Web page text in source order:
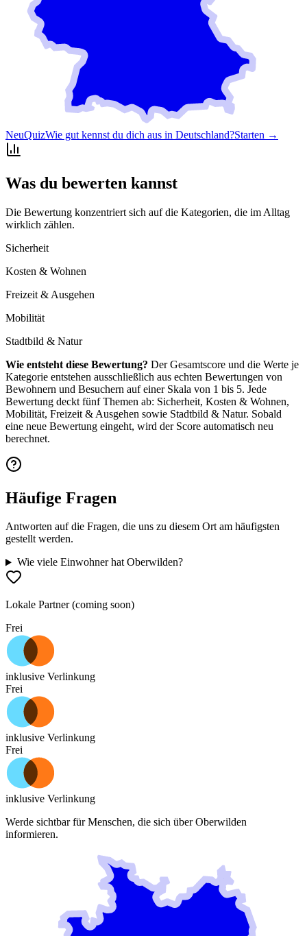
NeuQuizWie gut kennst du dich aus in Deutschland?Starten →
Was du bewerten kannst
Die Bewertung konzentriert sich auf die Kategorien, die im Alltag
wirklich zählen.
Sicherheit
Kosten & Wohnen
Freizeit & Ausgehen
Mobilität
Stadtbild & Natur
Wie entsteht diese Bewertung? Der Gesamtscore und die Werte je
Kategorie entstehen ausschließlich aus echten Bewertungen von
Bewohnern und Besuchern auf einer Skala von 1 bis 5. Jede
Bewertung deckt fünf Themen ab: Sicherheit, Kosten & Wohnen,
Mobilität, Freizeit & Ausgehen sowie Stadtbild & Natur. Sobald
eine neue Bewertung eingeht, wird der Score automatisch neu
berechnet.
Häufige Fragen
Antworten auf die Fragen, die uns zu diesem Ort am häufigsten
gestellt werden.
Wie viele Einwohner hat Oberwilden?
Lokale Partner (coming soon)
Frei
inklusive Verlinkung
Frei
inklusive Verlinkung
Frei
inklusive Verlinkung
Werde sichtbar für Menschen, die sich überOberwilden
informieren.